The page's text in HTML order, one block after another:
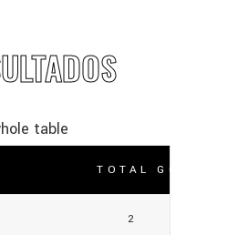
TOTAL GOLES
2